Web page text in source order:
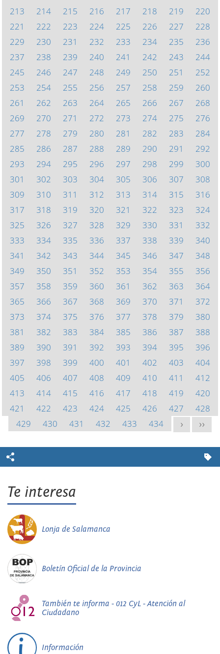
213
214 215 216 217 218 219
220
221
222 223 224 225 226 227
228
229
230 231 232 233 234 235
236
237
238 239 240 241 242 243
244
245
246 247 248 249 250 251
252
253
254 255 256 257 258 259
260
261
262 263 264 265 266 267
268
269
270 271 272 273 274 275
276
277
278 279 280 281 282 283
284
285
286 287 288 289 290 291
292
293
294 295 296 297 298 299
300
301
302 303 304 305 306 307
308
309
310 311 312 313 314 315
316
317
318 319 320 321 322 323
324
325
326 327 328 329 330 331
332
333
334 335 336 337 338 339
340
341
342 343 344 345 346 347
348
349
350 351 352 353 354 355
356
357
358 359 360 361 362 363
364
365
366 367 368 369 370 371
372
373
374 375 376 377 378 379
380
381
382 383 384 385 386 387
388
389
390 391 392 393 394 395
396
397
398 399 400 401 402 403
404
405
406 407 408 409 410 411
412
413
414 415 416 417 418 419
420
421
422 423 424 425 426 427
428
429
430 431 432 433 434 > >>
Te interesa
Lonja de Salamanca
Boletín Oficial de la Provincia
También te informa - 012 CyL - Atención al
Ciudadano
Información